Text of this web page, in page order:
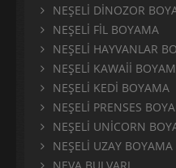
NEŞELİ DİNOZOR
NEŞELİ FİL BOYAMA
NEŞELİ HAYVANLAR
NEŞELİ KAWAİİ
NEŞELİ KEDİ BOYAMA
NEŞELİ PRENSES
NEŞELİ UNİCORN
NEŞELİ UZAY BOYAMA